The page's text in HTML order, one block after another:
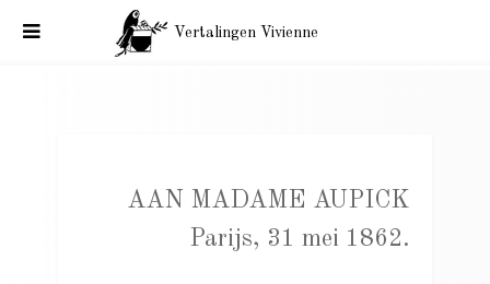
Vertalingen Vivienne
AAN MADAME AUPICK
Parijs, 31 mei 1862.